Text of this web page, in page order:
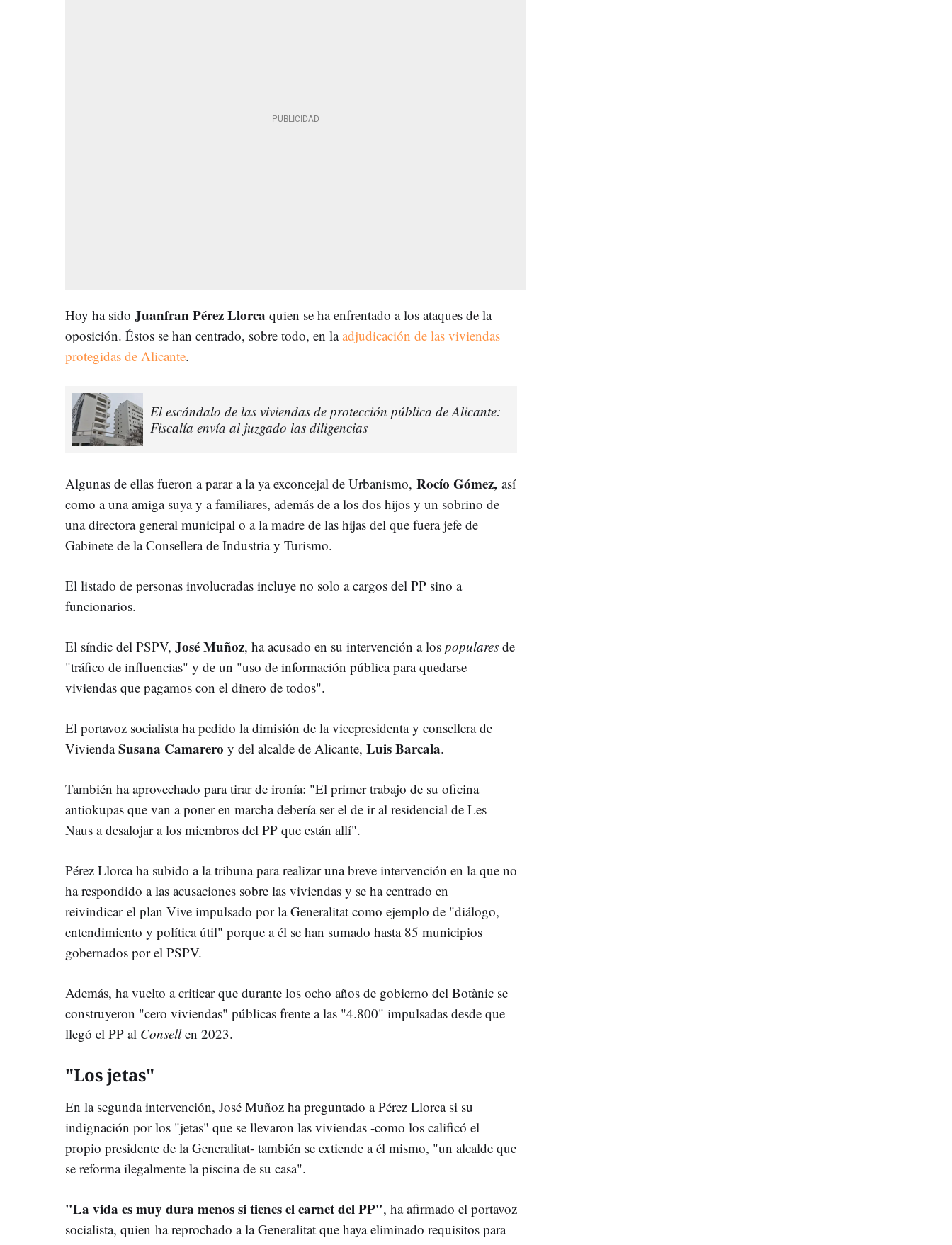
Hoy ha sido Juanfran Pérez Llorca quien se ha enfrentado a los ataques de la
oposición. Éstos se han centrado, sobre todo, en laadjudicación de las viviendas
protegidas de Alicante.
El escándalo de las viviendas de protección pública de Alicante:
Fiscalía envía al juzgado las diligencias
Algunas de ellas fueron a parar a la ya exconcejal de Urbanismo, Rocío Gómez, así
como a una amiga suya y a familiares, además de a los dos hijos y un sobrino de
una directora general municipal o a la madre de las hijas del que fuera jefe de
Gabinete de la Consellera de Industria y Turismo.
El listado de personas involucradas incluye no solo a cargos del PP sino a
funcionarios.
El síndic del PSPV, José Muñoz, ha acusado en su intervención a los populares de
"tráfico de influencias" y de un "uso de información pública para quedarse
viviendas que pagamos con el dinero de todos".
El portavoz socialista ha pedido la dimisión de la vicepresidenta y consellera de
ViviendaSusana Camarero y del alcalde de Alicante, Luis Barcala.
También ha aprovechado para tirar de ironía: "El primer trabajo de su oficina
antiokupas que van a poner en marcha debería ser el de ir al residencial de Les
Naus a desalojar a los miembros del PP que están allí".
Pérez Llorca ha subido a la tribuna para realizar una breve intervención en la que no
ha respondido a las acusaciones sobre las viviendas y se ha centrado en
reivindicar el plan Vive impulsado por la Generalitat como ejemplo de "diálogo,
entendimiento y política útil" porque a él se han sumado hasta 85 municipios
gobernados por el PSPV.
Además, ha vuelto a criticar que durante los ocho años de gobierno del Botànic se
construyeron "cero viviendas" públicas frente a las "4.800" impulsadas desde que
llegó el PP al Consellen 2023.
"Los jetas"
En la segunda intervención, José Muñoz ha preguntado a Pérez Llorca si su
indignación por los "jetas" que se llevaron las viviendas -como los calificó el
propio presidente de la Generalitat- también se extiende a él mismo, "un alcalde que
se reforma ilegalmente la piscina de su casa".
"La vida es muy dura menos si tienes el carnet del PP", ha afirmado el portavoz
socialista, quien ha reprochado a la Generalitat que haya eliminado requisitos para